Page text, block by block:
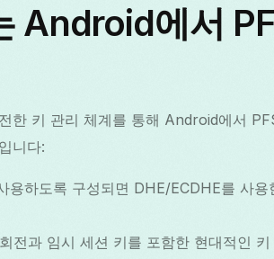
Android에서
한 키 관리 체계를 통해 Android에서
니다:
용하도록 구성되면 DHE/ECDHE를 사
전과 임시 세션 키를 포함한 현대적인